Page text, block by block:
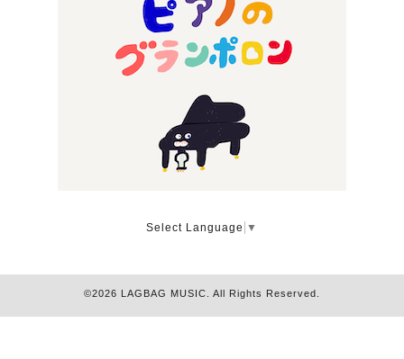
Select Language ▼
©2026 LAGBAG MUSIC . All Rights Reserved.